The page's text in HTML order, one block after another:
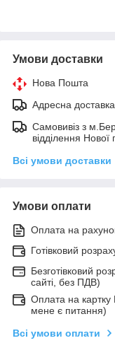
Умови доставки
Нова Пошта
Адресна доставка
Самовивіз з
відділення
Всі умови доставки
Умови оплати
Оплата на
Готівковий
Безготівковий
сайті, без ПДВ)
Оплата на
мене є питання)
Всі умови оплати